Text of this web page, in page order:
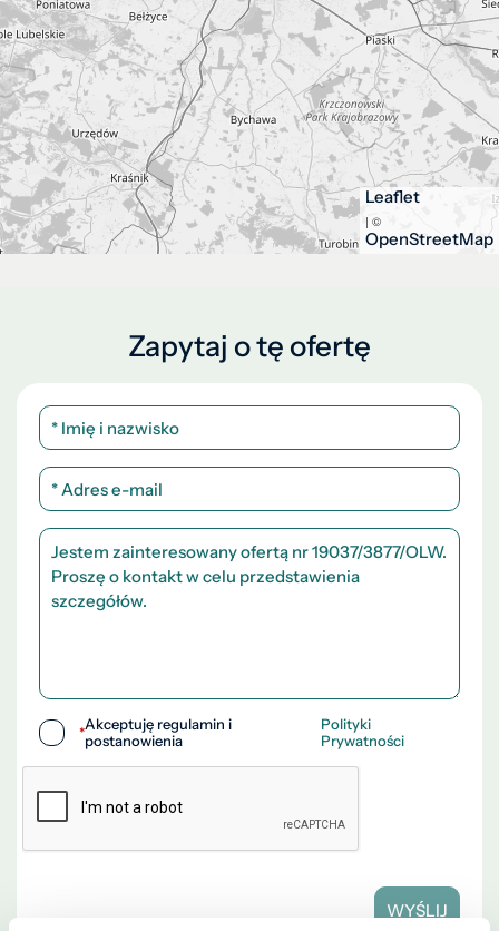
Leaflet
| ©
OpenStreetMap
Zapytaj o tę ofertę
*Akceptuję regulamin i
postanowienia
Polityki
Prywatności
WYŚLIJ